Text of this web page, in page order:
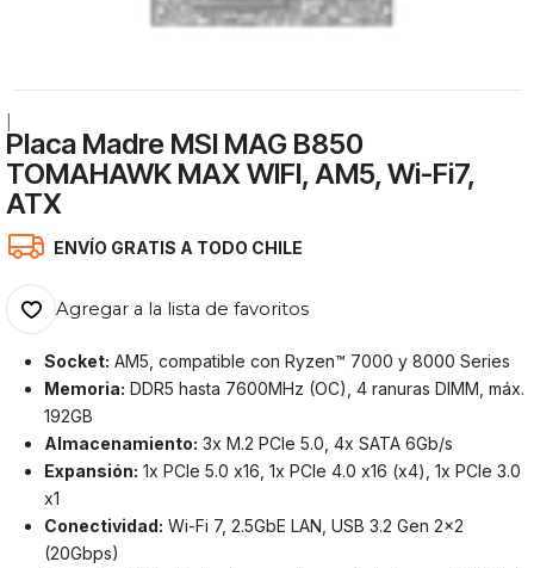
Placa Madre MSI MAG B850
TOMAHAWK MAX WIFI, AM5, Wi-Fi7,
ATX
ENVÍO GRATIS A TODO CHILE
Agregar a la lista de favoritos
Socket: AM5, compatible con Ryzen™ 7000 y 8000 Series
Memoria: DDR5 hasta 7600MHz (OC), 4 ranuras DIMM, máx.
192GB
Almacenamiento: 3x M.2 PCIe 5.0, 4x SATA 6Gb/s
Expansión: 1x PCIe 5.0 x16, 1x PCIe 4.0 x16 (x4), 1x PCIe 3.0
x1
Conectividad: Wi-Fi 7, 2.5GbE LAN, USB 3.2 Gen 2x2
(20Gbps)